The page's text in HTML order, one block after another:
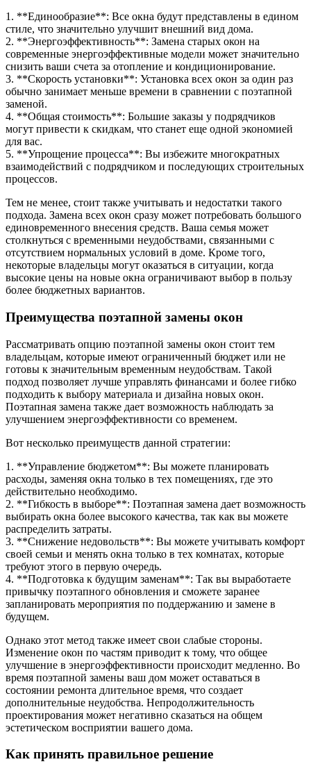
1. **Единообразие**: Все окна будут представлены в едином
стиле, что значительно улучшит внешний вид дома.
2. **Энергоэффективность**: Замена старых окон на
современные энергоэффективные модели может значительно
снизить ваши счета за отопление и кондиционирование.
3. **Скорость установки**: Установка всех окон за один раз
обычно занимает меньше времени в сравнении с поэтапной
заменой.
4. **Общая стоимость**: Большие заказы у подрядчиков
могут привести к скидкам, что станет еще одной экономией
для вас.
5. **Упрощение процесса**: Вы избежите многократных
взаимодействий с подрядчиком и последующих строительных
процессов.
Тем не менее, стоит также учитывать и недостатки такого
подхода. Замена всех окон сразу может потребовать большого
единовременного внесения средств. Ваша семья может
столкнуться с временными неудобствами, связанными с
отсутствием нормальных условий в доме. Кроме того,
некоторые владельцы могут оказаться в ситуации, когда
высокие цены на новые окна ограничивают выбор в пользу
более бюджетных вариантов.
Преимущества поэтапной замены окон
Рассматривать опцию поэтапной замены окон стоит тем
владельцам, которые имеют ограниченный бюджет или не
готовы к значительным временным неудобствам. Такой
подход позволяет лучше управлять финансами и более гибко
подходить к выбору материала и дизайна новых окон.
Поэтапная замена также дает возможность наблюдать за
улучшением энергоэффективности со временем.
Вот несколько преимуществ данной стратегии:
1. **Управление бюджетом**: Вы можете планировать
расходы, заменяя окна только в тех помещениях, где это
действительно необходимо.
2. **Гибкость в выборе**: Поэтапная замена дает возможность
выбирать окна более высокого качества, так как вы можете
распределить затраты.
3. **Снижение недовольств**: Вы можете учитывать комфорт
своей семьи и менять окна только в тех комнатах, которые
требуют этого в первую очередь.
4. **Подготовка к будущим заменам**: Так вы выработаете
привычку поэтапного обновления и сможете заранее
запланировать мероприятия по поддержанию и замене в
будущем.
Однако этот метод также имеет свои слабые стороны.
Изменение окон по частям приводит к тому, что общее
улучшение в энергоэффективности происходит медленно. Во
время поэтапной замены ваш дом может оставаться в
состоянии ремонта длительное время, что создает
дополнительные неудобства. Непродолжительность
проектирования может негативно сказаться на общем
эстетическом восприятии вашего дома.
Как принять правильное решение